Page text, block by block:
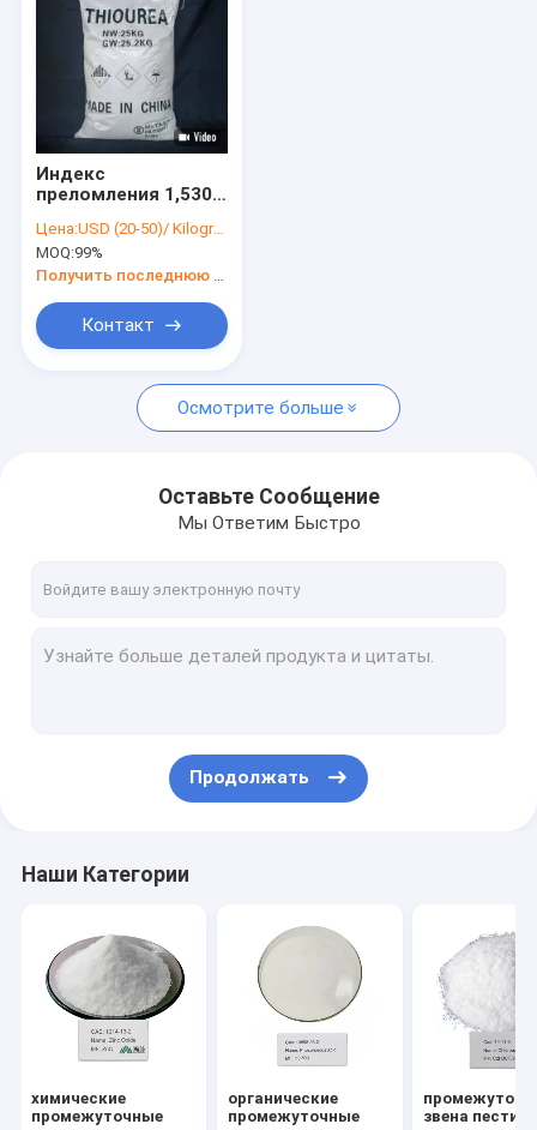
Индекс
преломления 1,5300
промежуточные
вещества Белый
порошок
Цена:USD (20-50)/ Kilogram
MOQ:99%
Контакт
Осмотрите больше
Оставьте Сообщение
Мы Ответим Быстро
Продолжать
Наши Категории
химические
промежуточные
органические
промежуточные
звена